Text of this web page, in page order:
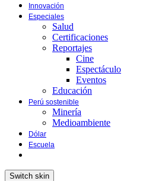
Innovación
Especiales
Salud
Certificaciones
Reportajes
Cine
Espectáculo
Eventos
Educación
Perú sostenible
Minería
Medioambiente
Dólar
Escuela
Switch skin